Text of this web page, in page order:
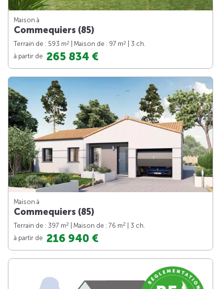
Maison à
Commequiers (85)
Terrain de : 593 m2 | Maison de : 97 m2
| 3 ch.
à partir de 265 834 €
Maison à
Commequiers (85)
Terrain de : 397 m2 | Maison de : 76 m2
| 3 ch.
à partir de 216 940 €